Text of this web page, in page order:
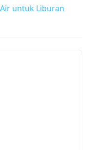
untuk Liburan